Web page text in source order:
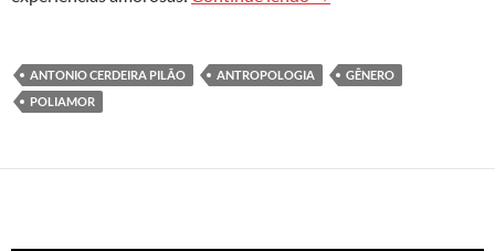
ANTONIO CERDEIRA PILÃO ANTROPOLOGIA
GÊNERO
POLIAMOR